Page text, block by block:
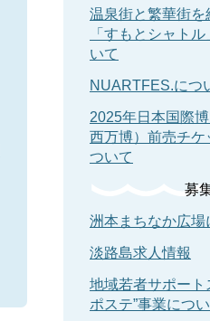
温泉街と繁華街を
「すもとシャト
いて
NUARTFES.につ
2025年日本国際
西万博）前売チケ
ついて
募
洲本まちなか広場
淡路島求人情報
地域若者サポート
ポステ”事業につ